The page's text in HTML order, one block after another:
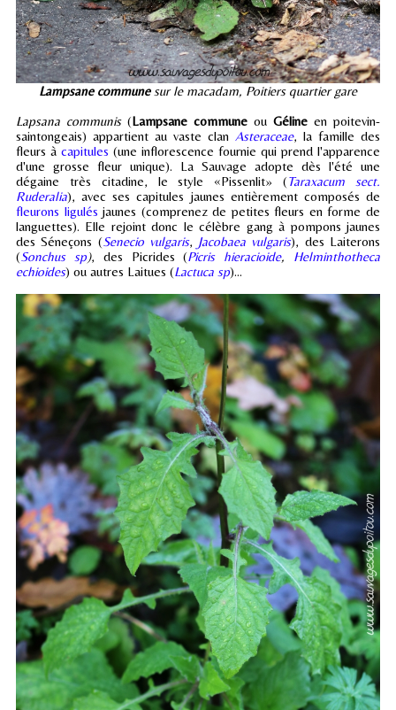
Lampsane commune sur le macadam, Poitiers quartier gare
Lapsana communis(Lampsane commune ou Géline en poitevin-
saintongeais) appartient au vaste clan Asteraceae, la famille des
fleurs à capitules (une inflorescence fournie qui prend l'apparence
d'une grosse fleur unique). La Sauvage adopte dès l'été une
dégaine très citadine, le style «Pissenlit» (Taraxacum sect.
Ruderalia), avec ses capitules jaunes entièrement composés de
fleurons ligulés jaunes (comprenez de petites fleurs en forme de
languettes). Elle rejoint donc le célèbre gang à pompons jaunes
des Séneçons (Senecio vulgaris, Jacobaea vulgaris), des Laiterons
(Sonchus sp), des Picrides (Picris hieracioide, Helminthotheca
echioides) ou autres Laitues (Lactuca sp)...